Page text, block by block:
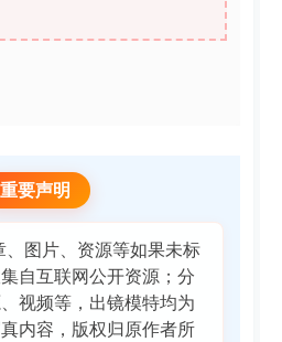
重要声明
、图片、资源等如果未标
自互联网公开资源；分
视频等，出镜模特均为
内容，版权归原作者所